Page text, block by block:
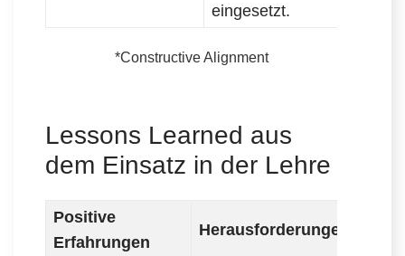
eingesetzt.
*Constructive Alignment
Lessons Learned aus
dem Einsatz in der Lehre
Positive
Erfahrungen
Herausforderungen